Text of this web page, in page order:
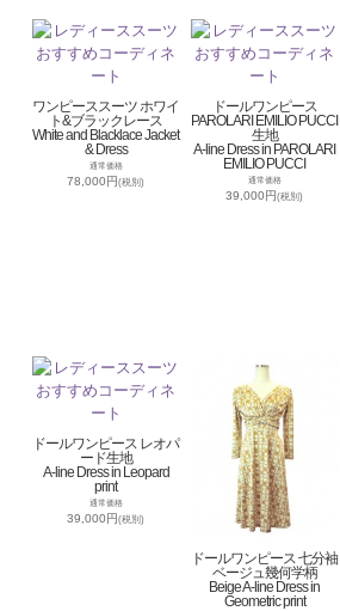
ワンピーススーツ ホワイ
ト&ブラックレース
White and Blacklace Jacket
& Dress
通常価格
78,000円(税別)
ドールワンピース
PAROLARI EMILIO PUCCI
生地
A-line Dress in PAROLARI
EMILIO PUCCI
通常価格
39,000円(税別)
ドールワンピース レオパ
ード生地
A-line Dress in Leopard
print
通常価格
39,000円(税別)
ドールワンピース 七分袖
ベージュ幾何学柄
Beige A-line Dress in
Geometric print